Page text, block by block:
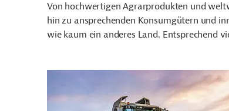
Von hochwertigen Agrarprodukten und
hin zu ansprechenden Konsumgütern und
wie kaum ein anderes Land. Entsprechend